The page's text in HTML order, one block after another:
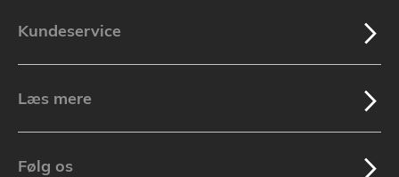
Kundeservice
Læs mere
Følg os